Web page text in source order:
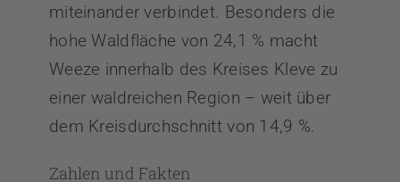
miteinander verbindet. Besonders die
hohe Waldfläche von 24,1 % macht
Weeze innerhalb des Kreises Kleve zu
einer waldreichen Region – weit über
dem Kreisdurchschnitt von 14,9 %.
Zahlen und Fakten